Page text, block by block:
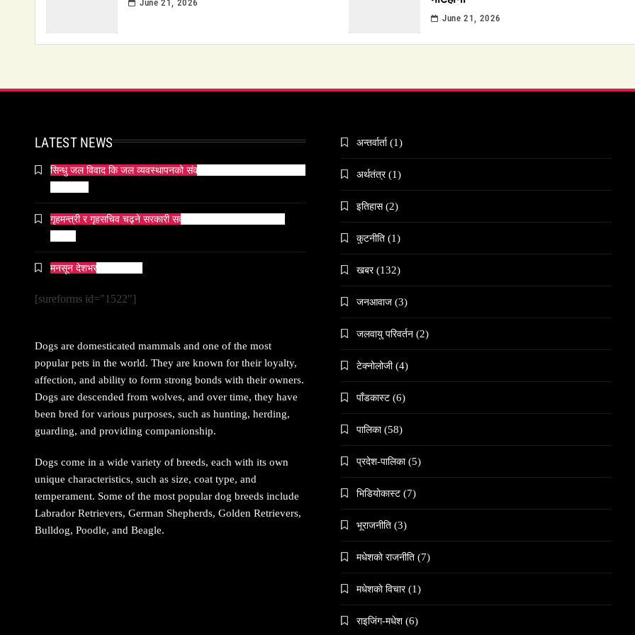
June 21, 2026
June 21, 2026
LATEST NEWS
सिन्धु जल विवाद कि जल व्यवस्थापनको संकट? पाकिस्तानको पानी संकटको
गृहमन्त्री र गृहसचिव चढ्ने सरकारी सवारीसाधनबाट समेत कालो सिसा
मनसून देशभर प्रवेश गर्दै ।
[sureforms id="1522"]
Dogs are domesticated mammals and one of the most
popular pets in the world. They are known for their loyalty,
affection, and ability to form strong bonds with their owners.
Dogs are descended from wolves, and over time, they have
been bred for various purposes, such as hunting, herding,
guarding, and providing companionship.
Dogs come in a wide variety of breeds, each with its own
unique characteristics, such as size, coat type, and
temperament. Some of the most popular dog breeds include
Labrador Retrievers, German Shepherds, Golden Retrievers,
Bulldog, Poodle, and Beagle.
अन्तर्वार्ता (1)
अर्थतंत्र (1)
इतिहास (2)
कुटनीति (1)
खबर (132)
जनआवाज (3)
जलवायु परिवर्तन (2)
टेक्नोलोजी (4)
पाँडकास्ट (6)
पालिका (58)
प्रदेश-पालिका (5)
भिडियाेकास्ट (7)
भूराजनीति (3)
मधेशकाे राजनीति (7)
मधेशकाे विचार (1)
राइजिंग-मधेश (6)